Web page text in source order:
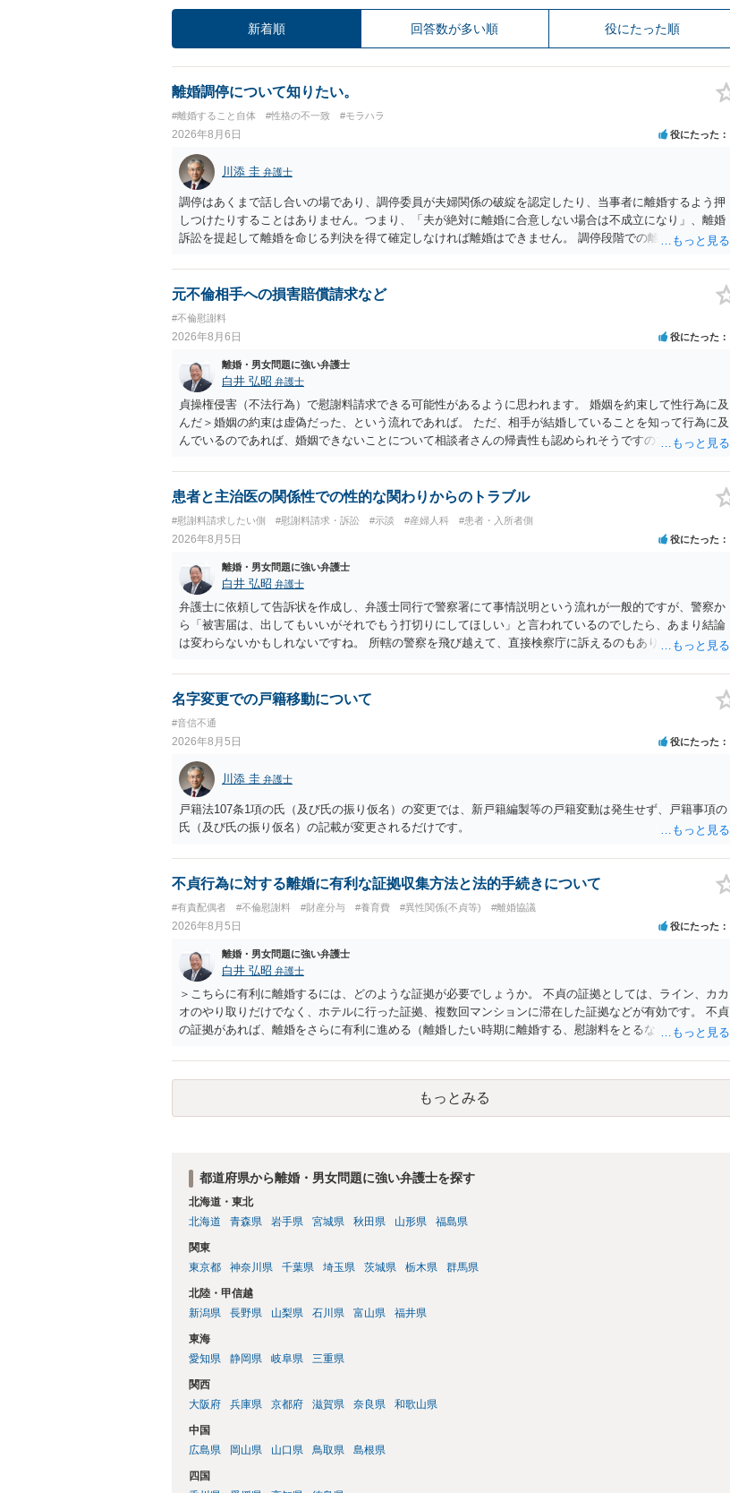
新着順 回答数が多い順 役にたった順
離婚調停について知りたい。
#離婚すること自体 #性格の不一致 #モラハラ
2026年8月6日 役にたった
川添 圭 弁護士
調停はあくまで話し合いの場であり、調停委員が夫婦関係の破綻を認定したり、当事者に離婚するよう押
しつけたりすることはありません。つまり、「夫が絶対に離婚に合意しない場合は不成立になり」、離婚
訴訟を提起して離婚を命じる判決を得て確定しなければ離婚はできません。 調停段階での離婚成立を希望
ば、夫から「この条件なら離婚してもよい」として提示された条件を全部丸呑みする、という方法しかな
いかもしれません）。ただ、離婚訴訟をしたくないという考えを見透かされてしまうと、逆に足下を見ら
淡々と調停不成立にして離婚訴訟で離婚原因を主張し、判決へ持っていく方が近道であることも少なくあ
りません。見通し等を含め、弁護士へ相談・依頼した方がよいと思います。
元不倫相手への損害賠償請求など
#不倫慰謝料
2026年8月6日 役にたった
離婚・男女問題に強い弁護士
白井 弘昭 弁護士
貞操権侵害（不法行為）で慰謝料請求できる可能性があるように思われます。 婚姻を約束して性行為に及
んだ＞婚姻の約束は虚偽だった、という流れであれば。 ただ、相手が結婚していることを知って行為に及
んでいるのであれば、婚姻できないことについて相談者さんの帰責性も認められそうですので、あまり慰
患者と主治医の関係性での性的な関わりからのトラブル
#慰謝料請求したい側 #慰謝料請求・訴訟 #示談 #産婦人科 #患者・入所者側
2026年8月5日 役にたった
離婚・男女問題に強い弁護士
白井 弘昭 弁護士
弁護士に依頼して告訴状を作成し、弁護士同行で警察署にて事情説明という流れが一般的ですが、警察か
ら「被害届は、出してもいいがそれでもう打切りにしてほしい」と言われているのでしたら、あまり結論
は変わらないかもしれないですね。 所轄の警察を飛び越えて、直接検察庁に訴えるのもありかもしれない
す。 一度、最寄りの「刑事に強い」とうたっている弁護士に相談してみてはいかがでしょうか。 以上、
ご参考まで。
名字変更での戸籍移動について
#音信不通
2026年8月5日 役にたった
川添 圭 弁護士
戸籍法107条1項の氏（及び氏の振り仮名）の変更では、新戸籍編製等の戸籍変動は発生せず、戸籍事項の
氏（及び氏の振り仮名）の記載が変更されるだけです。
不貞行為に対する離婚に有利な証拠収集方法と法的手続きについて
#有責配偶者 #不倫慰謝料 #財産分与 #養育費 #異性関係(不貞等) #離婚協議
2026年8月5日 役にたった
離婚・男女問題に強い弁護士
白井 弘昭 弁護士
＞こちらに有利に離婚するには、どのような証拠が必要でしょうか。 不貞の証拠としては、ライン、カカ
オのやり取りだけでなく、ホテルに行った証拠、複数回マンションに滞在した証拠などが有効です。 不貞
の証拠があれば、離婚をさらに有利に進める（離婚したい時期に離婚する、慰謝料をとるなど）ことがで
がありますので、ご注意ください。 以上、ご参考まで。
もっとみる
都道府県から離婚・男女問題に強い弁護士を探す
北海道・東北
北海道
青森県 岩手県 宮城県 秋田県 山形県 福島県
関東
東京都
神奈川県 千葉県 埼玉県 茨城県 栃木県 群馬県
北陸・甲信越
新潟県
長野県 山梨県 石川県 富山県 福井県
東海
愛知県
静岡県 岐阜県 三重県
関西
大阪府
兵庫県 京都府 滋賀県 奈良県 和歌山県
中国
広島県
岡山県 山口県 鳥取県 島根県
四国